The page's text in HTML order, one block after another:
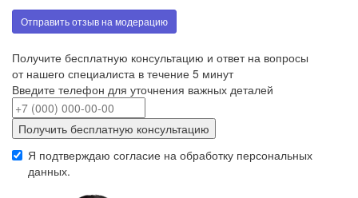
Отправить отзыв на модерацию
Получите бесплатную консультацию и ответ на вопросы
от нашего специалиста в течение 5 минут
Введите телефон для уточнения важных деталей
Получить бесплатную консультацию
Я подтверждаю согласие на обработку персональных
данных.